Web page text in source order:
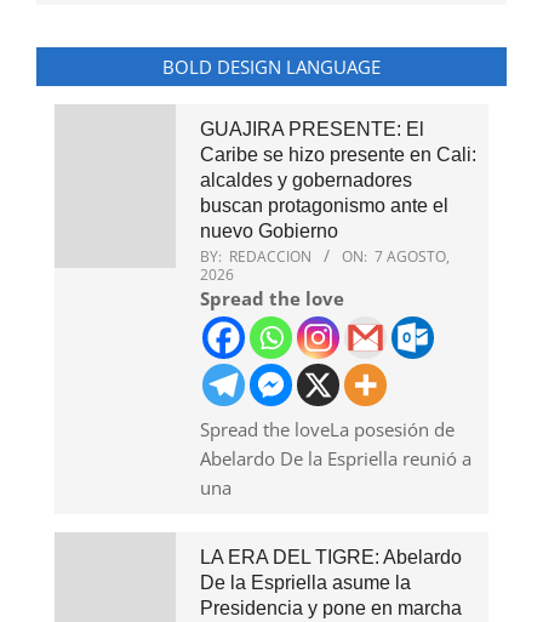
BOLD DESIGN LANGUAGE
GUAJIRA PRESENTE: El
Caribe se hizo presente en Cali:
alcaldes y gobernadores
buscan protagonismo ante el
nuevo Gobierno
BY: REDACCION ON: 7 AGOSTO,
2026
Spread the love
Spread the loveLa posesión de
Abelardo De la Espriella reunió a
una
LA ERA DEL TIGRE: Abelardo
De la Espriella asume la
Presidencia y pone en marcha